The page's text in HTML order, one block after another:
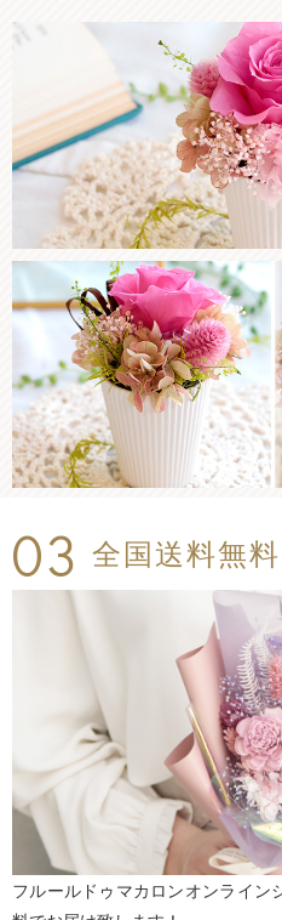
03 全国送料無料
フルールドゥマカロンオンライン